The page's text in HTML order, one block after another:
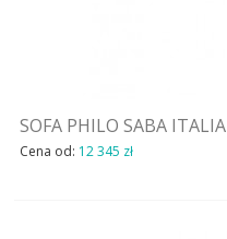
SOFA PHILO SABA ITALIA
Cena od: 12 345 zł